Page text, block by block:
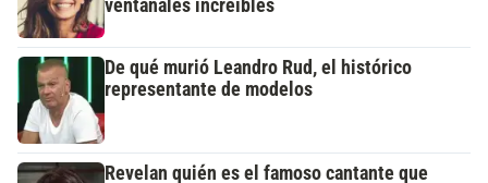
ventanales increíbles
De qué murió Leandro Rud, el histórico
representante de modelos
Revelan quién es el famoso cantante que